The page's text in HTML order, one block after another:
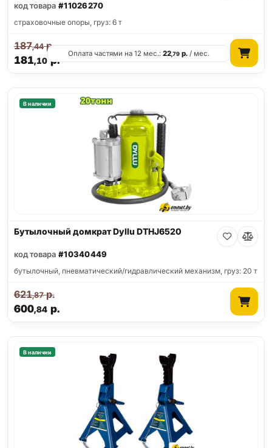
код товара #11026270
страховочные опоры, груз: 6 т
181,10р.
187,44р.
Оплата частями на 12 мес.:22,79 р. / мес.
В наличии
Бутылочный домкрат Dyllu DTHJ6520
код товара #10340449
бутылочный, пневматический/гидравлический механизм, груз: 20 т
600,84р.
621,87р.
В наличии